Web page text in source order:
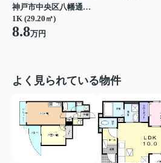
神戸市中央区八幡通３丁目
1K (29.20㎡)
8.8万円
よく見られている物件